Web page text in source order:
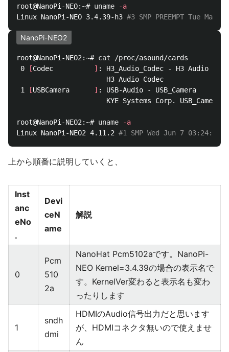
root@NanoPi-NEO:~# uname
-a
Linux NanoPi-NEO 3.4.39-h3 #3 SMP PREEMPT Tue
NanoPi-NEO2
root@NanoPi-NEO2:~# cat /proc/asound/cards
0
[Codec ] : H3_Audio_Codec - H3 Audio
                      H3 Audio Codec
1
[USBCamera ] : USB-Audio - USB_Camera
KYE Systems Corp. USB_Camera
root@NanoPi-NEO2:~# uname
-a
Linux NanoPi-NEO2 4.11.2 #1 SMP Wed Jun 7 03:24:53
上から順番に説明していくと、
Inst
anc
eNo
.
Devi
ceN
ame
解説
0
Pcm
510
2a
NanoHat Pcm5102aです。NanoPi-
NEO Kernel=3.4.39の場合の表示名で
す。KernelVer変わると表示名も変わ
ったりします
1
sndh
dmi
HDMIのAudio信号出力だと思います
が、HDMIコネクタ無いので使えませ
ん